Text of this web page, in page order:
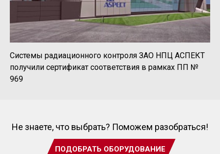
Системы радиационного контроля ЗАО НПЦ АСПЕКТ
получили сертификат соответствия в рамках ПП №
969
Не знаете, что выбрать? Поможем разобраться!
ПОДОБРАТЬ ОБОРУДОВАНИЕ